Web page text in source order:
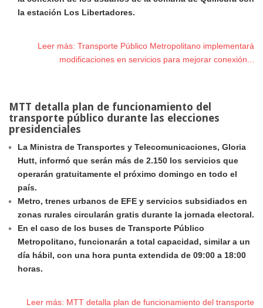
la estación Los Libertadores.
Leer más: Transporte Público Metropolitano implementará
modificaciones en servicios para mejorar conexión...
MTT detalla plan de funcionamiento del
transporte público durante las elecciones
presidenciales
La Ministra de Transportes y Telecomunicaciones, Gloria
Hutt, informó que serán más de 2.150 los servicios que
operarán gratuitamente el próximo domingo en todo el
país.
Metro, trenes urbanos de EFE y servicios subsidiados en
zonas rurales circularán gratis durante la jornada electoral.
En el caso de los buses de Transporte Público
Metropolitano, funcionarán a total capacidad, similar a un
día hábil, con una hora punta extendida de 09:00 a 18:00
horas.
Leer más: MTT detalla plan de funcionamiento del transporte